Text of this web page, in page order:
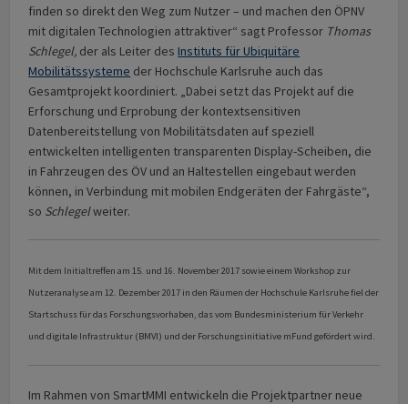
finden so direkt den Weg zum Nutzer – und machen den ÖPNV
mit digitalen Technologien attraktiver“ sagt Professor Thomas
Schlegel, der als Leiter desInstituts für Ubiquitäre
Mobilitätssysteme der Hochschule Karlsruhe auch das
Gesamtprojekt koordiniert. „Dabei setzt das Projekt auf die
Erforschung und Erprobung der kontextsensitiven
Datenbereitstellung von Mobilitätsdaten auf speziell
entwickelten intelligenten transparenten Display-Scheiben, die
in Fahrzeugen des ÖV und an Haltestellen eingebaut werden
können, in Verbindung mit mobilen Endgeräten der Fahrgäste“,
so Schlegelweiter.
Mit dem Initialtreffen am 15. und 16. November 2017 sowie einem Workshop zur
Nutzeranalyse am 12. Dezember 2017 in den Räumen der Hochschule Karlsruhe fiel der
Startschuss für das Forschungsvorhaben, das vom Bundesministerium für Verkehr
und digitale Infrastruktur (BMVI) und der Forschungsinitiative mFund gefördert wird.
Im Rahmen von SmartMMI entwickeln die Projektpartner neue